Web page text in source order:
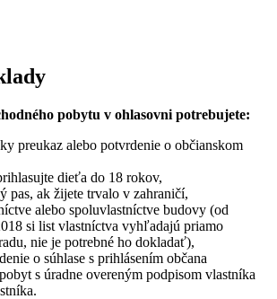
pobytu v ohlasovni potrebujete:
preukaz alebo potvrdenie o občianskom
dieťa do 18 rokov,
pas, ak žijete trvalo v zahraničí,
alebo spoluvlastníctve budovy (od
si list vlastníctva vyhľadajú priamo
nie je potrebné ho dokladať),
o súhlase s prihlásením občana
s úradne overeným podpisom vlastníka